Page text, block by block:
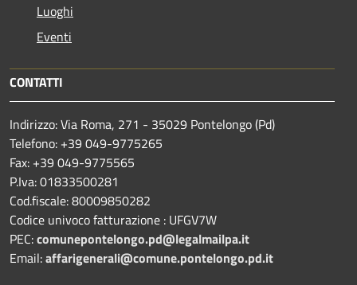
Luoghi
Eventi
CONTATTI
Indirizzo: Via Roma, 271 - 35029 Pontelongo (Pd)
Telefono: +39 049-9775265
Fax: +39 049-9775565
P.Iva: 01833500281
Cod.fiscale: 80009850282
Codice univoco fatturazione : UFGV7W
PEC:comunepontelongo.pd@legalmailpa.it
Email:affarigenerali@comune.pontelongo.pd.it